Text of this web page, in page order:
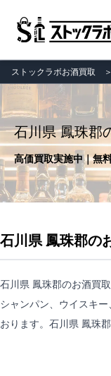
ストックラボお酒買取 ＞
石川県 鳳珠郡
高価買取実施中｜無
石川県 鳳珠郡の
石川県 鳳珠郡のお酒買
シャンパン、ウイスキ
おります。石川県 鳳珠